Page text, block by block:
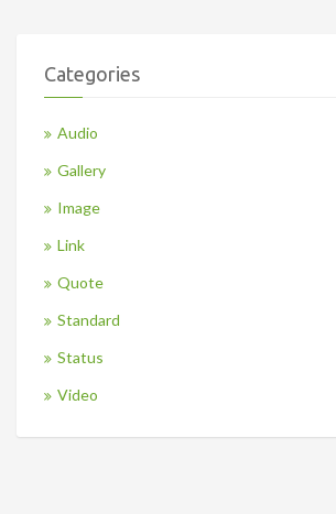
Categories
Audio
Gallery
Image
Link
Quote
Standard
Status
Video